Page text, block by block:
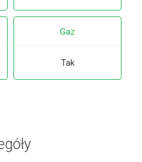
Gaz
Tak